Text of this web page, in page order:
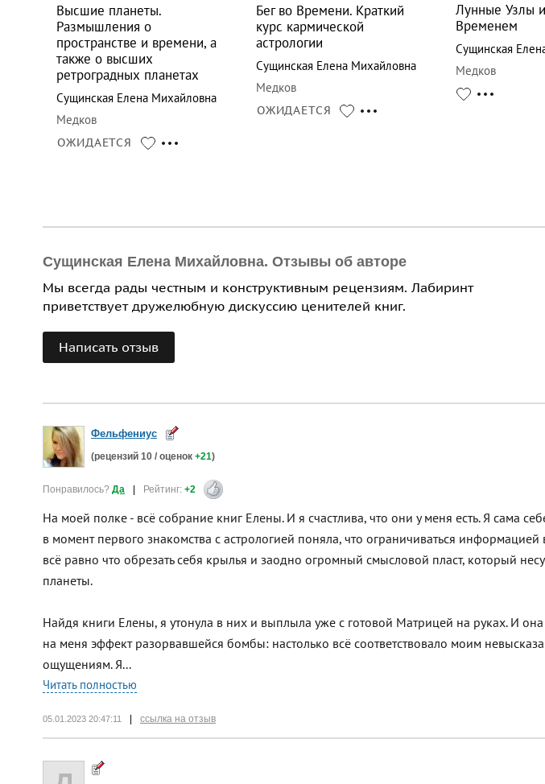
Высшие планеты.
Размышления о
пространстве и времени, а
также о высших
ретроградных планетах
Сущинская Елена Михайловна
Медков
ОЖИДАЕТСЯ
Бег во Времени. Краткий
курс кармической
астрологии
Сущинская Елена Михайловна
Медков
ОЖИДАЕТСЯ
Лунные Узлы
Временем
Сущинская
Медков
Сущинская Елена Михайловна. Отзывы об авторе
Мы всегда рады честным и конструктивным рецензиям. Лабиринт
приветствует дружелюбную дискуссию ценителей книг.
Написать отзыв
Фельфениус
(рецензий 10 / оценок +21)
Понравилось? Да | Рейтинг: +2
На моей полке - всё собрание книг Елены. И я счастлива, что они у меня есть. Я сама
в момент первого знакомства с астрологией поняла, что ограничиваться информацией
всё равно что обрезать себя крылья и заодно огромный смысловой пласт, который
планеты.
Найдя книги Елены, я утонула в них и выплыла уже с готовой Матрицей на руках. И
на меня эффект разорвавшейся бомбы: настолько всё соответствовало моим
ощущениям. Я...
Читать полностью
05.01.2023 20:47:11 ссылка на отзыв